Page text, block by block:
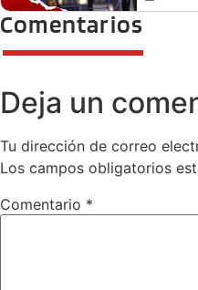
Comentarios
Deja un
Tu dirección de correo
Los campos obligatorios
Comentario *